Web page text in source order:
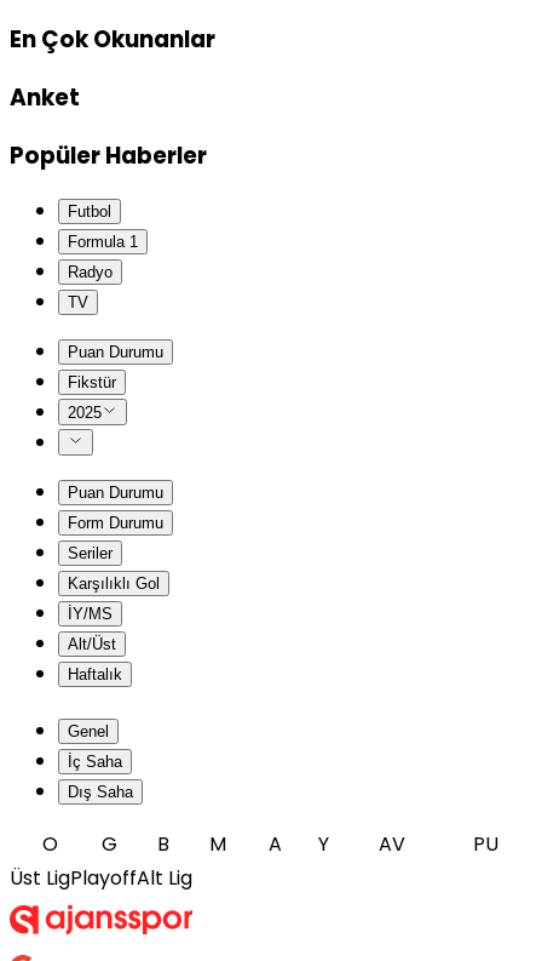
En Çok Okunanlar
Anket
Popüler Haberler
Futbol
Formula 1
Radyo
TV
Puan Durumu
Fikstür
2025
Puan Durumu
Form Durumu
Seriler
Karşılıklı Gol
İY/MS
Alt/Üst
Haftalık
Genel
İç Saha
Dış Saha
O G B M A Y AV
PU
Üst LigPlayoffAlt Lig